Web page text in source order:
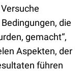
die
gemacht“,
Aspekten, der
führen